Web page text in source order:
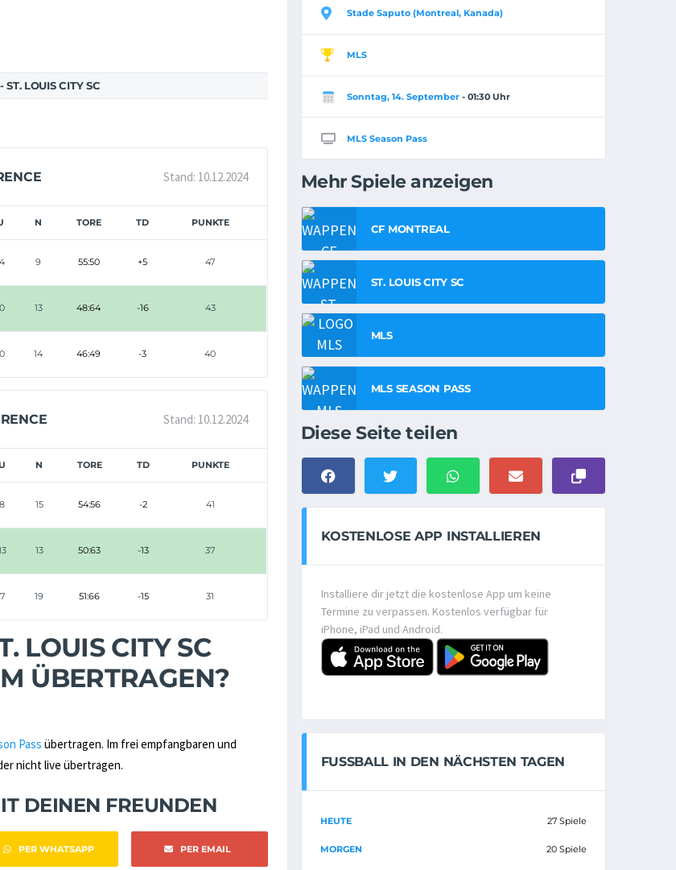
LOUIS CITY SC
Stand: 10.12.2024
N TORE TD PUNKTE
9 55:50 +5 47
13 48:64 -16 43
14 46:49 -3 40
Stand: 10.12.2024
N TORE TD PUNKTE
8 15 54:56 -2 41
13 50:63 -13 37
7 19 51:66 -15 31
LOUIS CITY SC
ÜBERTRAGEN?
Pass übertragen. Im frei empfangbaren und
nicht live übertragen.
DEINEN FREUNDEN
PER WHATSAPP PER EMAIL
Stade Saputo (Montreal, Kanada)
MLS
Sonntag, 14. September- 01:30 Uhr
MLS Season Pass
Mehr Spiele anzeigen
CF MONTREAL
ST. LOUIS CITY SC
MLS
MLS SEASON PASS
Diese Seite teilen
KOSTENLOSE APP INSTALLIEREN
Installiere dir jetzt die kostenlose App um keine
Termine zu verpassen. Kostenlos verfügbar für
iPhone, iPad und Android.
FUSSBALL IN DEN NÄCHSTEN TAGEN
HEUTE 27 Spiele
MORGEN 20 Spiele